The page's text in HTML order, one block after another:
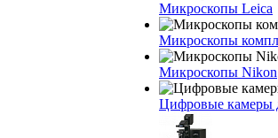
Микроскопы Leica
Микроскопы
Микроскопы Nikon
Цифровые камеры